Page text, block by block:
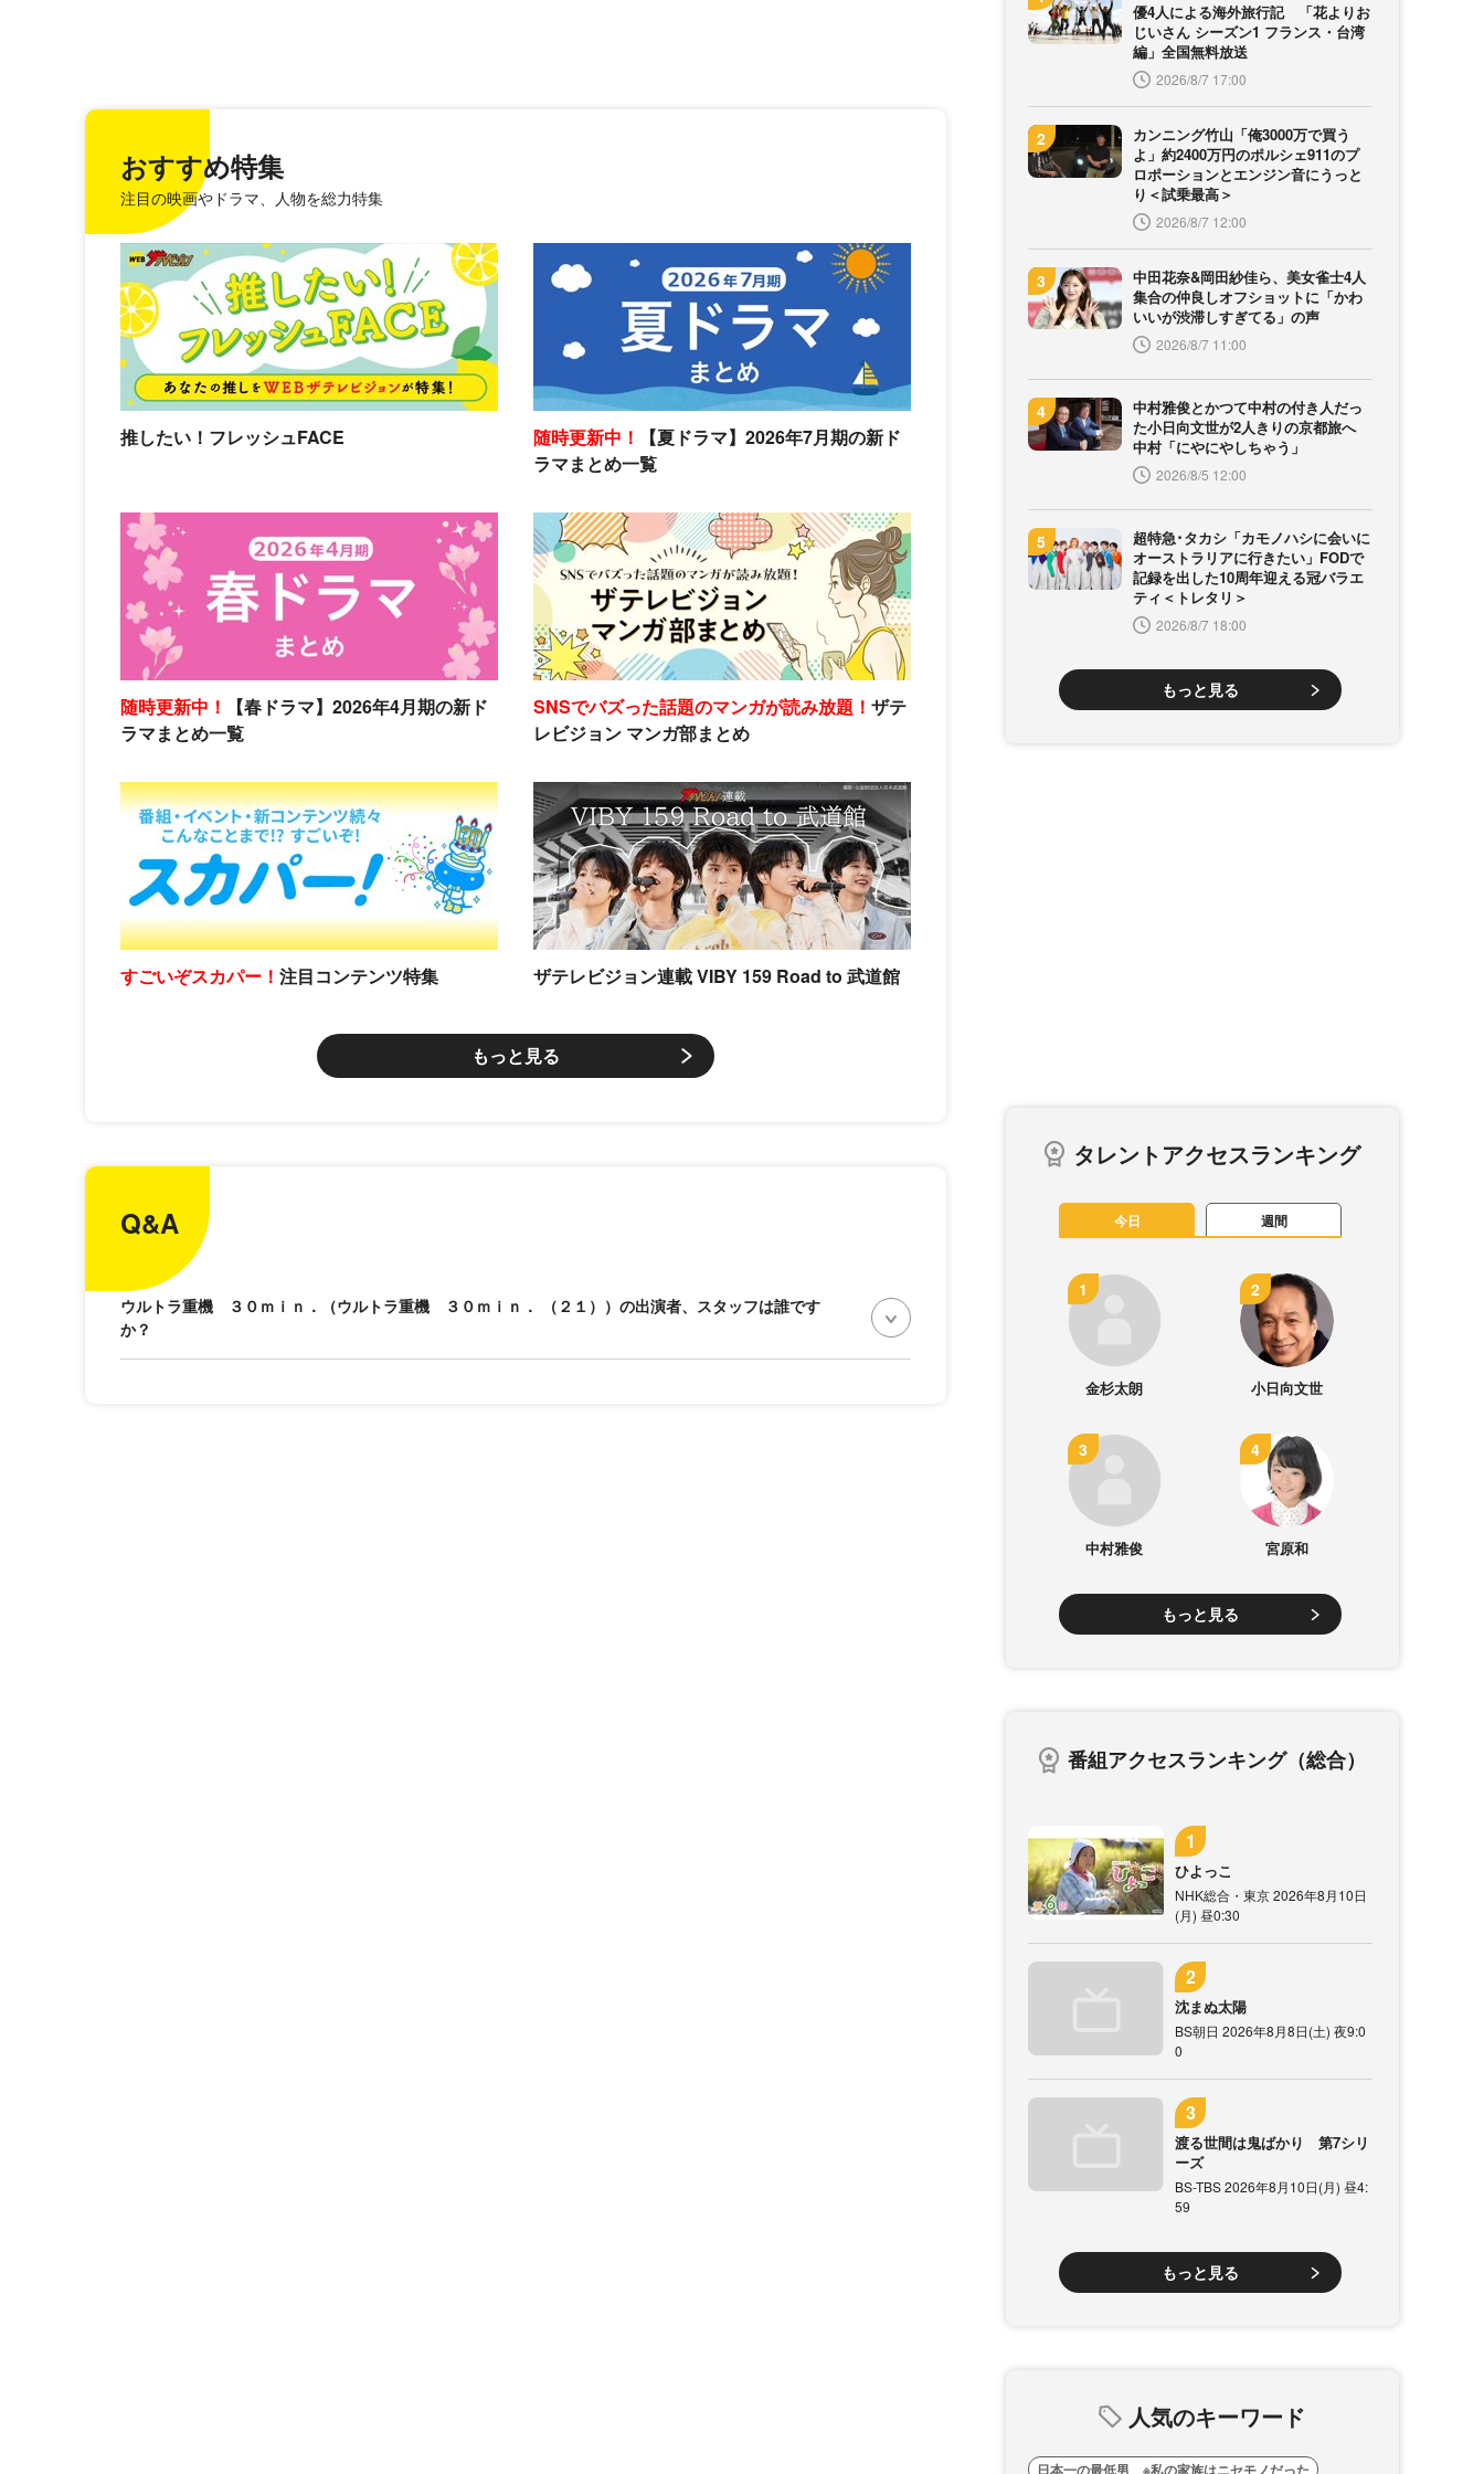
おすすめ特集
注目の映画やドラマ、人物を総力特集
推したい！フレッシュFACE 随時更新中！
【夏ドラマ】2026年7月期の新ド
ラマまとめ一覧
随時更新中！
【春ドラマ】2026年4月期の新ド
ラマまとめ一覧
SNSでバズった話題のマンガが読み放題！ ザテ
レビジョン マンガ部まとめ
すごいぞスカパー！ 注目コンテンツ特集 ザテレビジョン連載 VIBY 159 Road to 武道館
もっと見る
Q&A
ウルトラ重機 ３０ｍｉｎ．（ウルトラ重機 ３０ｍｉｎ． （２１））の出演者、スタッフは誰です
か？
優4人による海外旅行記 「花よりお
じいさん シーズン1 フランス・台湾
編」全国無料放送
2026/8/7 17:00
カンニング竹山「俺3000万で買う
よ」約2400万円のポルシェ911のプ
ロポーションとエンジン音にうっと
り＜試乗最高＞
2026/8/7 12:00
中田花奈&岡田紗佳ら、美女雀士4人
集合の仲良しオフショットに「かわ
いいが渋滞しすぎてる」の声
2026/8/7 11:00
中村雅俊とかつて中村の付き人だっ
た小日向文世が2人きりの京都旅へ
中村「にやにやしちゃう」
2026/8/5 12:00
超特急･タカシ「カモノハシに会いに
オーストラリアに行きたい」FODで
記録を出した10周年迎える冠バラエ
ティ＜トレタリ＞
2026/8/7 18:00
もっと見る
タレントアクセスランキング
今日 週間
金杉太朗 小日向文世
中村雅俊 宮原和
もっと見る
番組アクセスランキング（総合）
ひよっこ
NHK総合・東京 2026年8月10日
(月) 昼0:30
沈まぬ太陽
BS朝日 2026年8月8日(土) 夜9:0
0
渡る世間は鬼ばかり 第7シリ
ーズ
BS-TBS 2026年8月10日(月) 昼4:
59
もっと見る
人気のキーワード
日本一の最低男 ※私の家族はニセモノだった